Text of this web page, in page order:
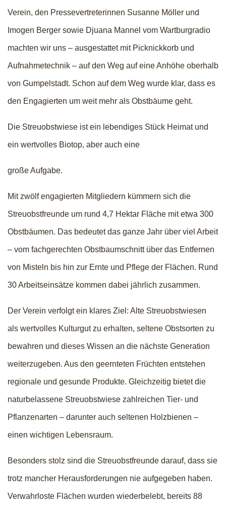
Verein, den Pressevertreterinnen Susanne Möller und
Imogen Berger sowie Djuana Mannel vom Wartburgradio
machten wir uns – ausgestattet mit Picknickkorb und
Aufnahmetechnik – auf den Weg auf eine Anhöhe oberhalb
von Gumpelstadt. Schon auf dem Weg wurde klar, dass es
den Engagierten um weit mehr als Obstbäume geht.
Die Streuobstwiese ist ein lebendiges Stück Heimat und
ein wertvolles Biotop, aber auch eine
große Aufgabe.
Mit zwölf engagierten Mitgliedern kümmern sich die
Streuobstfreunde um rund 4,7 Hektar Fläche mit etwa 300
Obstbäumen. Das bedeutet das ganze Jahr über viel Arbeit
– vom fachgerechten Obstbaumschnitt über das Entfernen
von Misteln bis hin zur Ernte und Pflege der Flächen. Rund
30 Arbeitseinsätze kommen dabei jährlich zusammen.
Der Verein verfolgt ein klares Ziel: Alte Streuobstwiesen
als wertvolles Kulturgut zu erhalten, seltene Obstsorten zu
bewahren und dieses Wissen an die nächste Generation
weiterzugeben. Aus den geernteten Früchten entstehen
regionale und gesunde Produkte. Gleichzeitig bietet die
naturbelassene Streuobstwiese zahlreichen Tier- und
Pflanzenarten – darunter auch seltenen Holzbienen –
einen wichtigen Lebensraum.
Besonders stolz sind die Streuobstfreunde darauf, dass sie
trotz mancher Herausforderungen nie aufgegeben haben.
Verwahrloste Flächen wurden wiederbelebt, bereits 88